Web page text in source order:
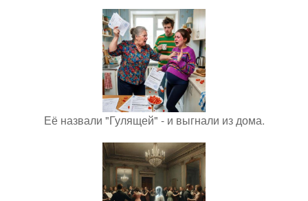
Её назвали "Гулящей" - и выгнали из дома.